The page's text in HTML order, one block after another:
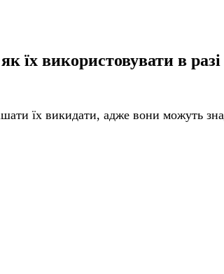
їх використовувати в
їх викидати, адже вони можуть